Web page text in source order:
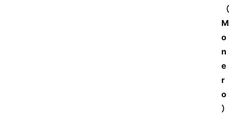
（
M
o
n
e
r
o
）